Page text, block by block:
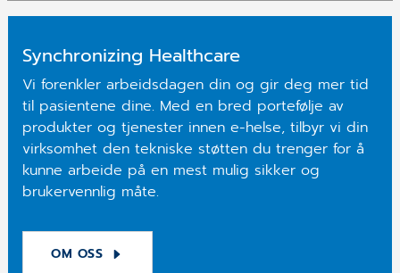
Synchronizing Healthcare
Vi forenkler arbeidsdagen din og gir deg mer tid
til pasientene dine. Med en bred portefølje av
produkter og tjenester innen e-helse, tilbyr vi din
virksomhet den tekniske støtten du trenger for å
kunne arbeide på en mest mulig sikker og
brukervennlig måte.
OM OSS